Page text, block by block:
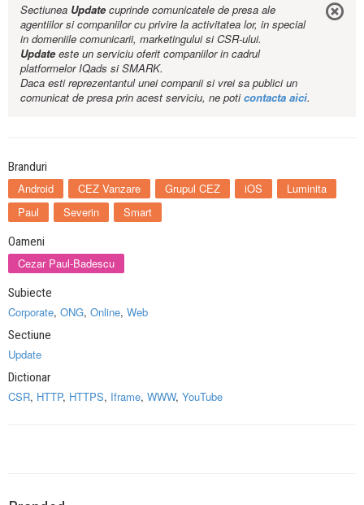
Sectiunea Updatecuprinde comunicatele de presa ale
agentiilor si companiilor cu privire la activitatea lor, in special
in domeniile comunicarii, marketingului si CSR-ului.
Updateeste un serviciu oferit companiilor in cadrul
platformelor IQads si SMARK.
Daca esti reprezentantul unei companii si vrei sa publici un
comunicat de presa prin acest serviciu, ne poticontacta aici.
Branduri
Android CEZ Vanzare Grupul CEZ iOS
Luminita
Paul
Severin Smart
Oameni
Cezar Paul-Badescu
Subiecte
Corporate, ONG, Online, Web
Sectiune
Update
Dictionar
CSR, HTTP, HTTPS, Iframe, WWW, YouTube